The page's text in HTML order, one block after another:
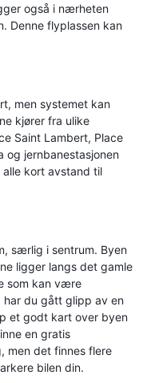
også i nærheten
Denne flyplassen kan
men systemet kan
kjører fra ulike
Saint Lambert, Place
og jernbanestasjonen
alle kort avstand til
særlig i sentrum. Byen
ligger langs det gamle
som kan være
du gått glipp av en
et godt kart over byen
en gratis
men det finnes flere
bilen din.